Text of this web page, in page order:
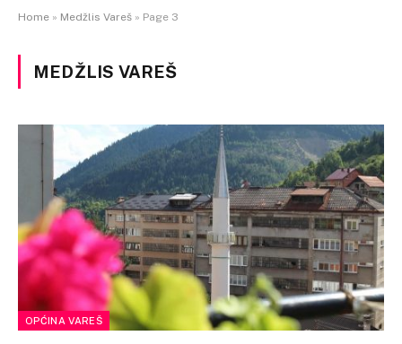
Home » Medžlis Vareš » Page 3
MEDŽLIS VAREŠ
OPĆINA VAREŠ